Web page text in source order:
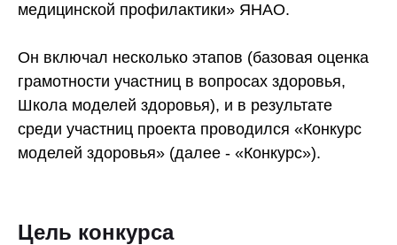
медицинской профилактики» ЯНАО.
Он включал несколько этапов (базовая оценка
грамотности участниц в вопросах здоровья,
Школа моделей здоровья), и в результате
среди участниц проекта проводился «Конкурс
моделей здоровья» (далее - «Конкурс»).
Цель конкурса